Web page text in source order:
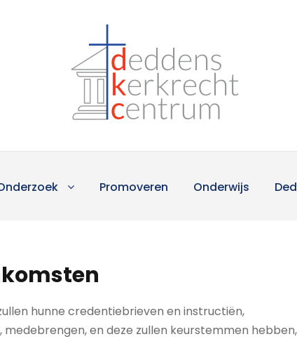
Promoveren Onderwijs
hunne credentiebrieven en instructiën,
en deze zullen keurstemmen hebben,